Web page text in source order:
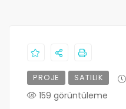
PROJE SATILIK
159 görüntüleme